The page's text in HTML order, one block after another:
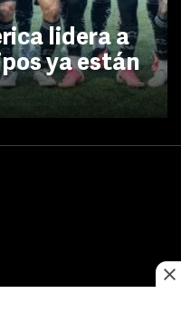
lidera a
ya están